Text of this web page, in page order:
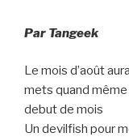
Par Tangeek
Le mois d’août
mets quand
debut de mois
Un devilfish pour